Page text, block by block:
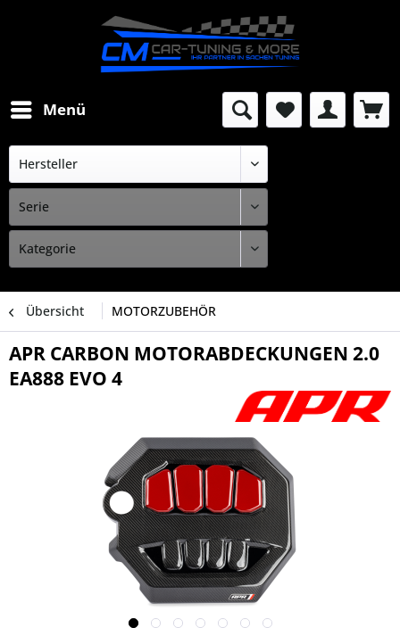
Menü
Übersicht MOTORZUBEHÖR
APR CARBON MOTORABDECKUNGEN 2.0
EA888 EVO 4